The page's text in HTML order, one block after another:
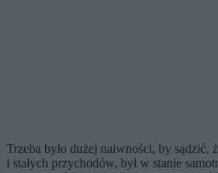
Trzeba było dużej naiwności, by sądzić,
i stałych przychodów, był w stanie